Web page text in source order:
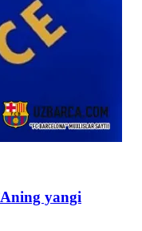
yangi